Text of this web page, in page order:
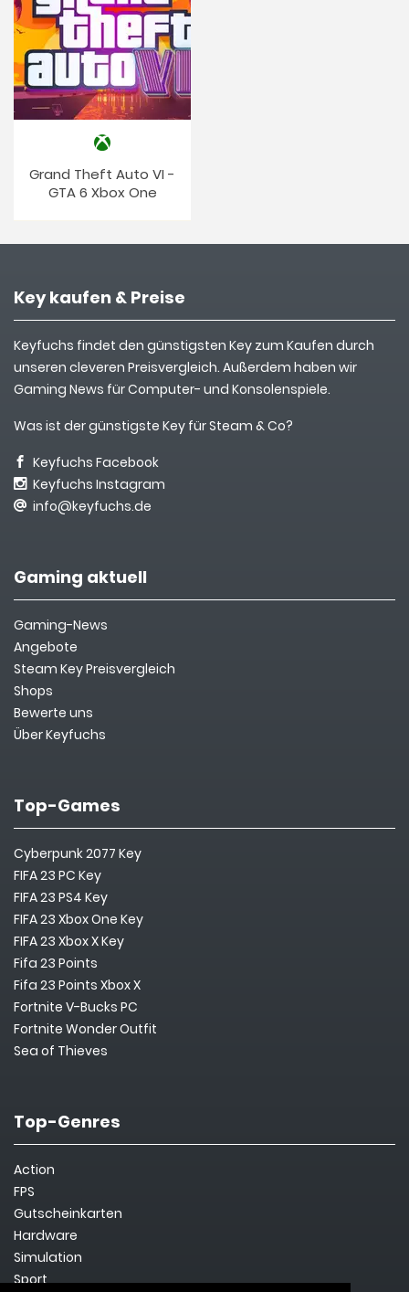
Grand Theft Auto VI -
GTA 6 Xbox One
Key kaufen & Preise
Keyfuchs findet den günstigsten Key zum Kaufen durch
unseren cleveren Preisvergleich. Außerdem haben wir
Gaming News für Computer- und Konsolenspiele.
Was ist der günstigste Key für Steam & Co?
Keyfuchs Facebook
Keyfuchs Instagram
info@keyfuchs.de
Gaming aktuell
Gaming-News
Angebote
Steam Key Preisvergleich
Shops
Bewerte uns
Über Keyfuchs
Top-Games
Cyberpunk 2077 Key
FIFA 23 PC Key
FIFA 23 PS4 Key
FIFA 23 Xbox One Key
FIFA 23 Xbox X Key
Fifa 23 Points
Fifa 23 Points Xbox X
Fortnite V-Bucks PC
Fortnite Wonder Outfit
Sea of Thieves
Top-Genres
Action
FPS
Gutscheinkarten
Hardware
Simulation
Sport